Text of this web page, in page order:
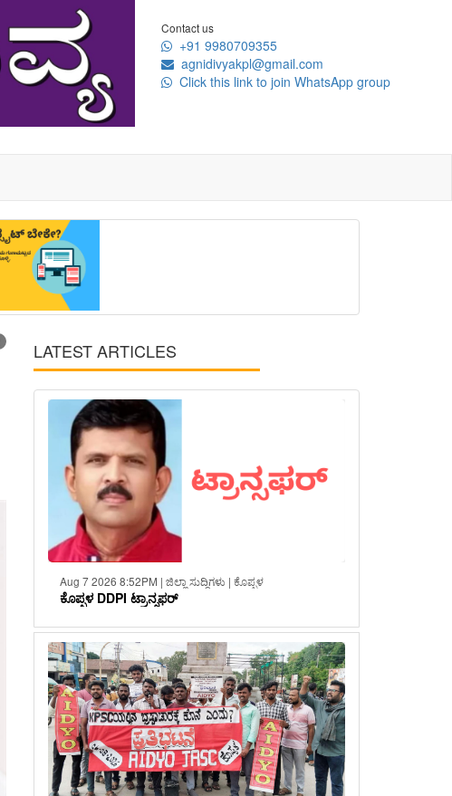
Contact us
+91 9980709355
agnidivyakpl@gmail.com
Click this link to join WhatsApp group
LATEST ARTICLES
Aug 7 2026 8:52PM | ಜಿಲ್ಲಾ ಸುದ್ದಿಗಳು | ಕೊಪ್ಪಳ
ಕೊಪ್ಪಳ DDPI ಟ್ರಾನ್ಸಫರ್